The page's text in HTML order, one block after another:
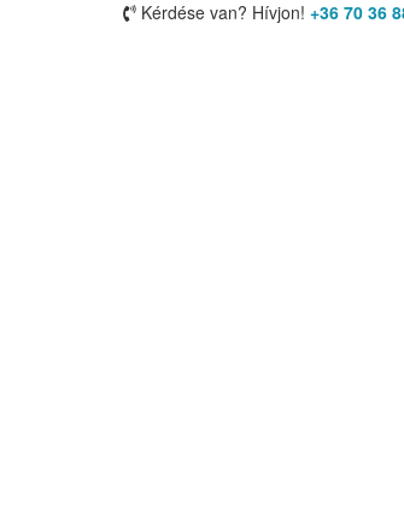
Kérdése van? Hívjon! +36 70 36